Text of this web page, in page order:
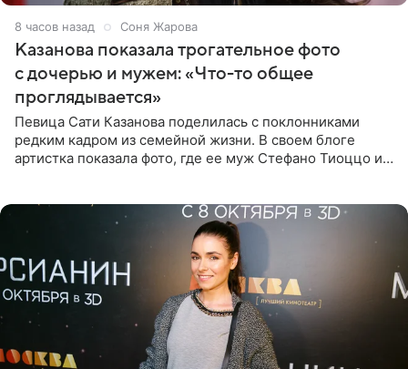
8 часов назад Соня Жарова
Казанова показала трогательное фото
с дочерью и мужем: «Что-то общее
проглядывается»
Певица Сати Казанова поделилась с поклонниками
редким кадром из семейной жизни. В своем блоге
артистка показала фото, где ее муж Стефано Тиоццо и